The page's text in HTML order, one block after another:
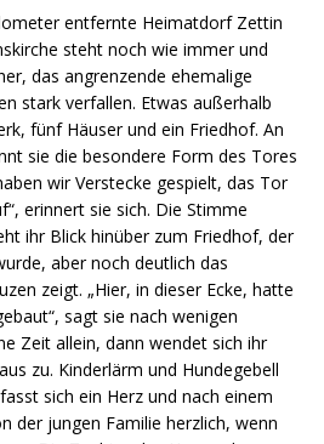
entfernte Heimatdorf Zettin
steht noch wie immer und
das angrenzende ehemalige
stark verfallen. Etwas außerhalb
fünf Häuser und ein Friedhof. An
sie die besondere Form des Tores
wir Verstecke gespielt, das Tor
erinnert sie sich. Die Stimme
ihr Blick hinüber zum Friedhof, der
aber noch deutlich das
zeigt. „Hier, in dieser Ecke, hatte
sagt sie nach wenigen
Zeit allein, dann wendet sich ihr
zu. Kinderlärm und Hundegebell
sich ein Herz und nach einem
der jungen Familie herzlich, wenn